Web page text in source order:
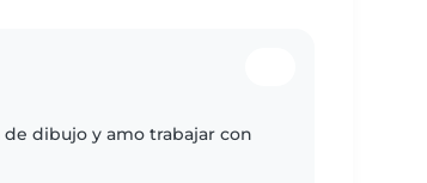
dibujo y amo trabajar con